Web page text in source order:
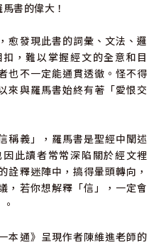
書的偉大！
愈發現此書的詞彙、文法、邏
，難以掌握經文的全意和目
也不一定能通貫透徹。怪不得
來與羅馬書始終有著「愛恨交
稱義」，羅馬書是聖經中闡述
此讀者常常深陷關於經文裡
詮釋迷陣中，搞得暈頭轉向，
，若你想解釋「信」，一定會
本通》呈現作者陳維進老師的